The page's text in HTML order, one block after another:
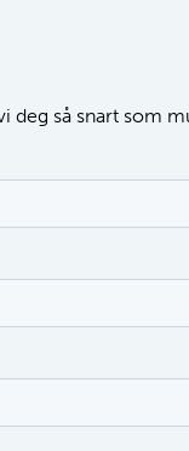
deg så snart som